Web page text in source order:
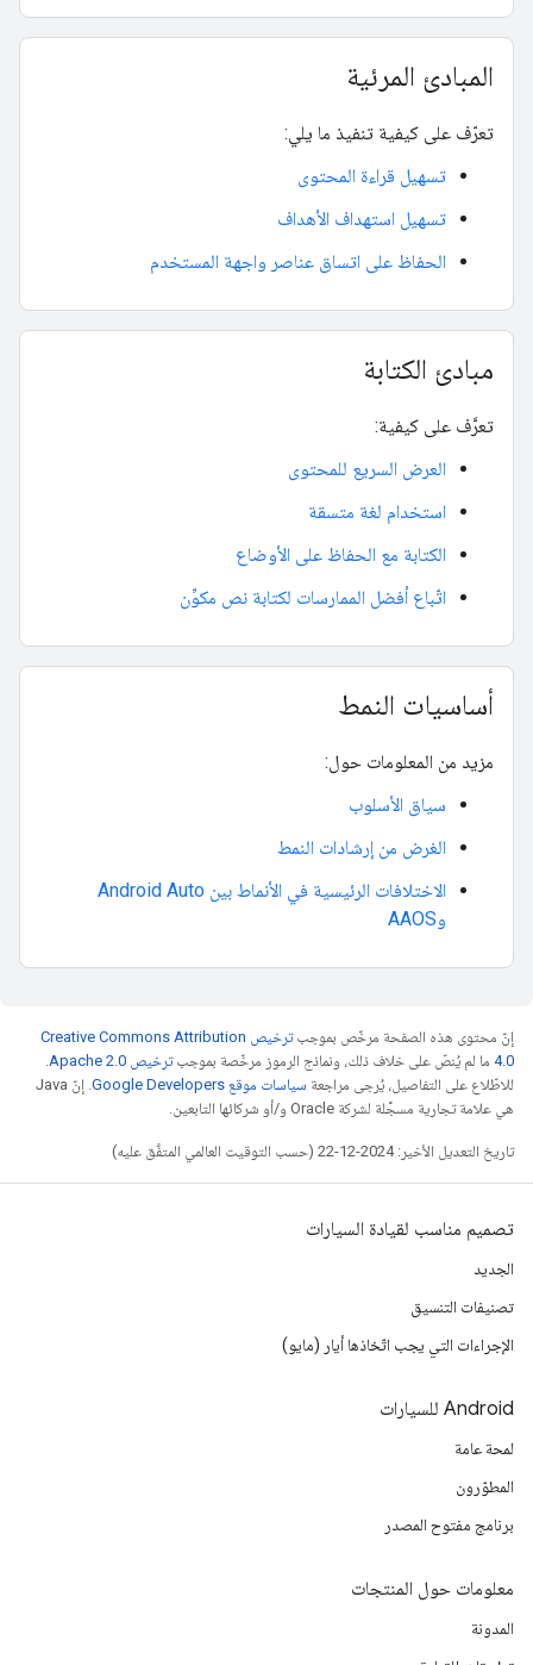
المبادئ المرئية
تعرّف على كيفية تنفيذ ما يلي:
تسهيل قراءة المحتوى
تسهيل استهداف الأهداف
الحفاظ على اتساق عناصر واجهة المستخدم
مبادئ الكتابة
تعرَّف على كيفية:
العرض السريع للمحتوى
استخدام لغة متسقة
الكتابة مع الحفاظ على الأوضاع
اتّباع أفضل الممارسات لكتابة نص مكوِّن
أساسيات النمط
مزيد من المعلومات حول:
سياق الأسلوب
الغرض من إرشادات النمط
الاختلافات الرئيسية في الأنماط بين Android Auto
وAAOS
إنّ محتوى هذه الصفحة مرخّص بموجب
ترخيص Creative Commons Attribution
4.0‏ ما لم يُنصّ على خلاف ذلك، ونماذج الرموز مرخّصة بموجبترخيص Apache 2.0‏
للاطّلاع على التفاصيل، يُرجى مراجعة سياسات موقع Google Developers‏
. إنّ Java
هي علامة تجارية مسجَّلة لشركة Oracle و/أو شركائها التابعين.
تاريخ التعديل الأخير: 2024-12-22 (حسب التوقيت العالمي المتفَّق عليه)
تصميم مناسب لقيادة السيارات
الجديد
تصنيفات التنسيق
الإجراءات التي يجب اتّخاذها أيار (مايو)
‫Android للسيارات
لمحة عامة
المطوّرون
برنامج مفتوح المصدر
معلومات حول المنتجات
المدونة